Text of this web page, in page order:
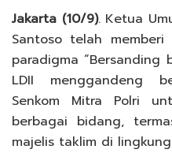
Jakarta (10/9). Ketua
Santoso telah
paradigma “Bersanding
LDII menggandeng
Senkom Mitra Polri
berbagai bidang,
majelis taklim di